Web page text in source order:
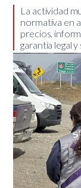
​La actividad
normativa en
precios,
garantía legal